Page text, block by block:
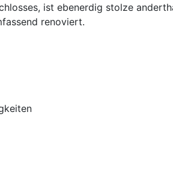
ist ebenerdig stolze
renoviert.